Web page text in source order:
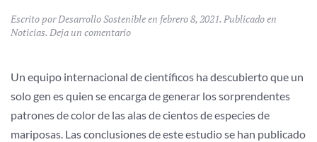
Escrito porDesarrollo Sostenibleen febrero 8, 2021. Publicado en
Noticias. Deja un comentario
Un equipo internacional de científicos ha descubierto que un
solo gen es quien se encarga de generar los sorprendentes
patrones de color de las alas de cientos de especies de
mariposas. Las conclusiones de este estudio se han publicado